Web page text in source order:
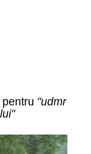
"udmr